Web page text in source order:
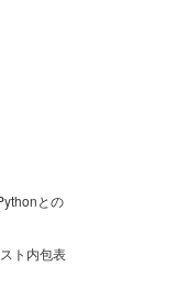
との
ト内包表